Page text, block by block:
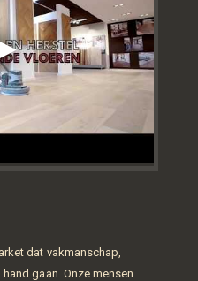
dat vakmanschap,
gaan. Onze mensen